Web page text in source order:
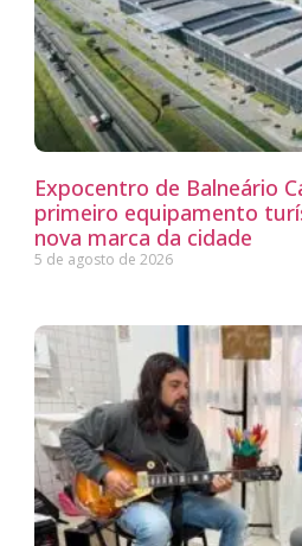
Expocentro de Balneário
primeiro equipamento
nova marca da cidade
5 de agosto de 2026